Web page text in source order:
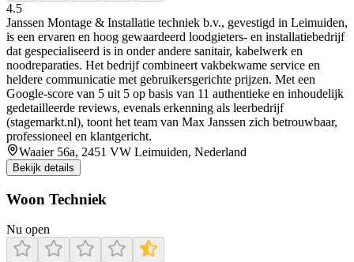
4.5
Janssen Montage & Installatie techniek b.v., gevestigd in Leimuiden,
is een ervaren en hoog gewaardeerd loodgieters- en installatiebedrijf
dat gespecialiseerd is in onder andere sanitair, kabelwerk en
noodreparaties. Het bedrijf combineert vakbekwame service en
heldere communicatie met gebruikersgerichte prijzen. Met een
Google-score van 5 uit 5 op basis van 11 authentieke en inhoudelijk
gedetailleerde reviews, evenals erkenning als leerbedrijf
(stagemarkt.nl), toont het team van Max Janssen zich betrouwbaar,
professioneel en klantgericht.
Waaier 56a, 2451 VW Leimuiden, Nederland
Bekijk details
Woon Techniek
Nu open